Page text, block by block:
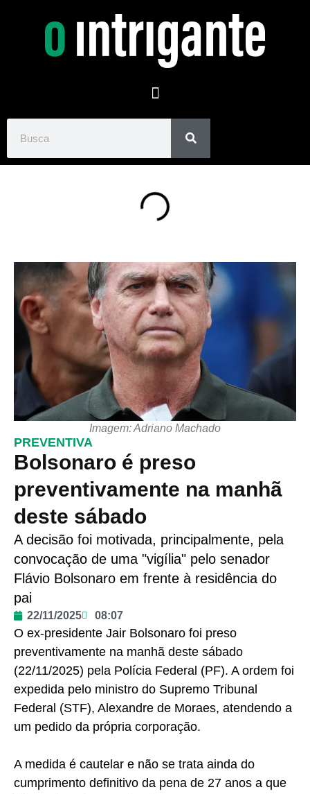
Imagem: Adriano Machado
PREVENTIVA
Bolsonaro é preso
preventivamente na manhã
deste sábado
A decisão foi motivada, principalmente, pela
convocação de uma "vigília" pelo senador
Flávio Bolsonaro em frente à residência do
pai
22/11/2025 08:07
O ex-presidente Jair Bolsonaro foi preso
preventivamente na manhã deste sábado
(22/11/2025) pela Polícia Federal (PF). A ordem foi
expedida pelo ministro do Supremo Tribunal
Federal (STF), Alexandre de Moraes, atendendo a
um pedido da própria corporação.
A medida é cautelar e não se trata ainda do
cumprimento definitivo da pena de 27 anos a que